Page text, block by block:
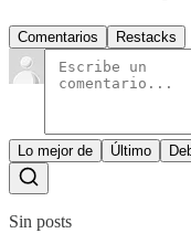
Comentarios Restacks
Lo mejor de Último
Sin posts